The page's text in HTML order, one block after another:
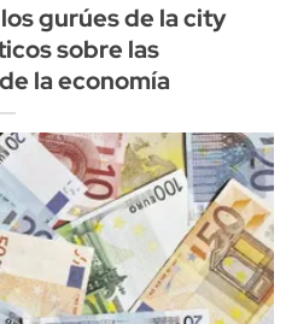
gurúes de la city
sobre las
la economía